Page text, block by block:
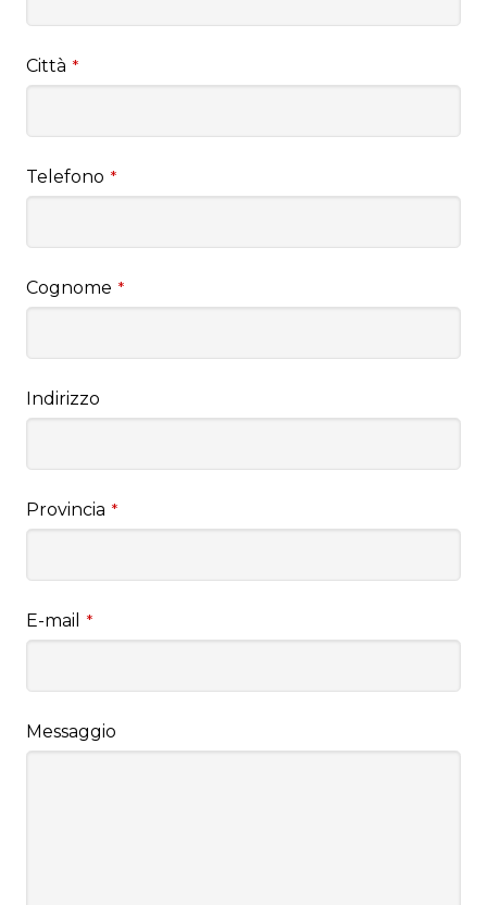
Città *
Telefono *
Cognome *
Indirizzo
Provincia *
E-mail *
Messaggio